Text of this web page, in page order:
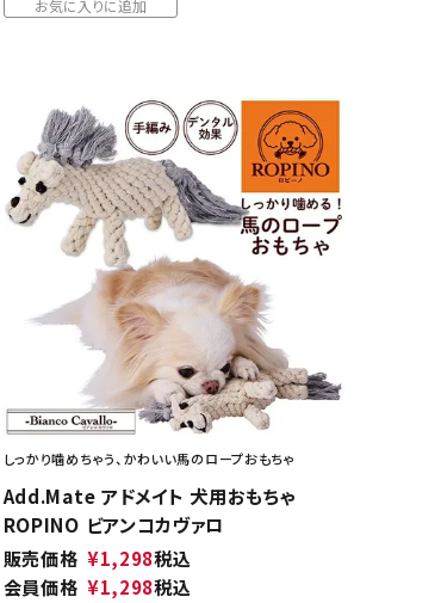
お気に入りに追加
しっかり噛めちゃう、かわいい馬のロープおもちゃ
Add.Mate アドメイト 犬用おもちゃ
ROPINO ビアンコカヴァロ
販売価格 ¥1,298税込
会員価格 ¥1,298税込